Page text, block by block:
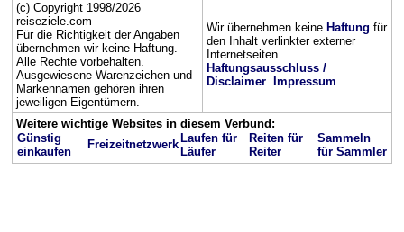
(c) Copyright 1998/2026
reiseziele.com
Für die Richtigkeit der Angaben
übernehmen wir keine Haftung.
Alle Rechte vorbehalten.
Ausgewiesene Warenzeichen und
Markennamen gehören ihren
jeweiligen Eigentümern.
Wir übernehmen keine Haftung für
den Inhalt verlinkter externer
Internetseiten.
Haftungsausschluss /
Disclaimer
Impressum
Weitere wichtige Websites in diesem Verbund:
Günstig
einkaufen
Freizeitnetzwerk Laufen für
Läufer
Reiten für
Reiter
Sammeln
für Sammler